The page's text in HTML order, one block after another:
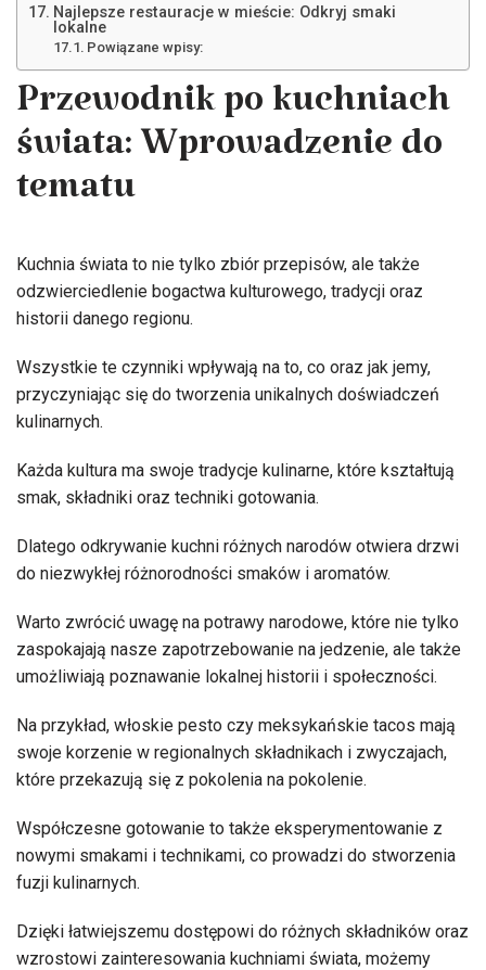
Najlepsze restauracje w mieście: Odkryj smaki
lokalne
Powiązane wpisy:
Przewodnik po kuchniach
świata: Wprowadzenie do
tematu
Kuchnia świata to nie tylko zbiór przepisów, ale także
odzwierciedlenie bogactwa kulturowego, tradycji oraz
historii danego regionu.
Wszystkie te czynniki wpływają na to, co oraz jak jemy,
przyczyniając się do tworzenia unikalnych doświadczeń
kulinarnych.
Każda kultura ma swoje tradycje kulinarne, które kształtują
smak, składniki oraz techniki gotowania.
Dlatego odkrywanie kuchni różnych narodów otwiera drzwi
do niezwykłej różnorodności smaków i aromatów.
Warto zwrócić uwagę na potrawy narodowe, które nie tylko
zaspokajają nasze zapotrzebowanie na jedzenie, ale także
umożliwiają poznawanie lokalnej historii i społeczności.
Na przykład, włoskie pesto czy meksykańskie tacos mają
swoje korzenie w regionalnych składnikach i zwyczajach,
które przekazują się z pokolenia na pokolenie.
Współczesne gotowanie to także eksperymentowanie z
nowymi smakami i technikami, co prowadzi do stworzenia
fuzji kulinarnych.
Dzięki łatwiejszemu dostępowi do różnych składników oraz
wzrostowi zainteresowania kuchniami świata, możemy